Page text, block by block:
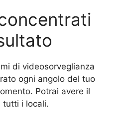
di videosorveglianza
ogni angolo del tuo
Potrai avere il
tutti i locali.